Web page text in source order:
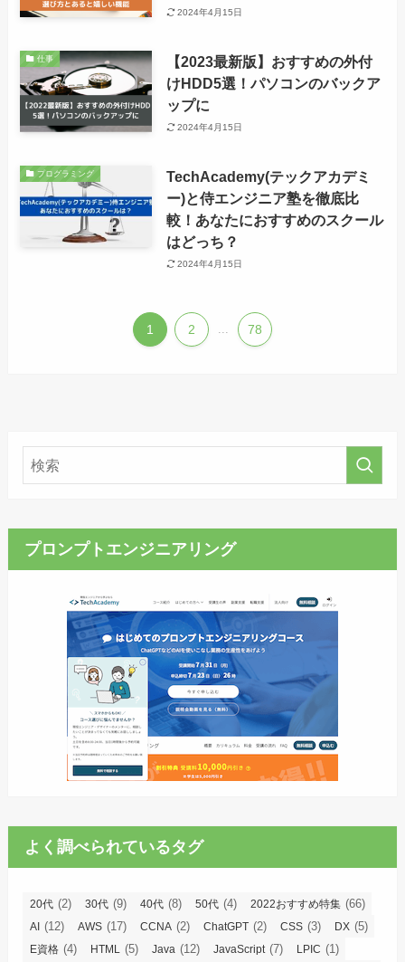
2024年4月15日
仕事
【2023最新版】おすすめの外付
けHDD5選！パソコンのバックア
ップに
2024年4月15日
プログラミング
TechAcademy(テックアカデミ
ー)と侍エンジニア塾を徹底比
較！あなたにおすすめのスクール
はどっち？
2024年4月15日
1 2 78
プロンプトエンジニアリング
よく調べられているタグ
20代 (2) 30代 (9) 40代 (8) 50代 (4) 2022おすすめ特集 (66)
AI (12) AWS (17) CCNA (2) ChatGPT (2) CSS (3) DX (5)
E資格 (4) HTML (5) Java (12) JavaScript (7) LPIC (1)